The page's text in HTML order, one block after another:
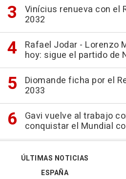
Vinícius renueva con el
2032
Rafael Jodar - Lorenzo
hoy: sigue el partido de
Diomande ficha por el
2033
Gavi vuelve al trabajo
conquistar el Mundial
ÚLTIMAS NOTICIAS
ESPAÑA